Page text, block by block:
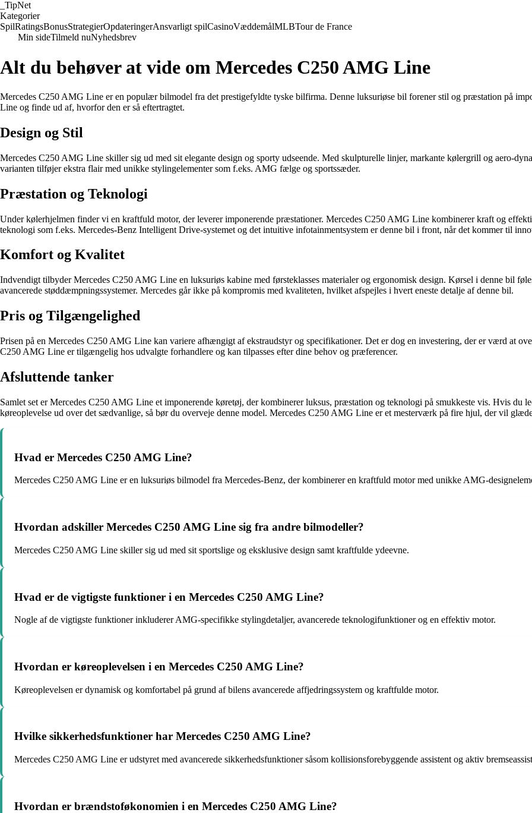
TipNet
Kategorier
SpilRatingsBonusStrategierOpdateringerAnsvarligt spilCasinoVæddemålMLBTour de France
Min sideTilmeld nuNyhedsbrev
Alt du behøver at vide om Mercedes C250 AMG Line
Mercedes C250 AMG Line er en populær bilmodel fra det prestigefyldte tyske bilfirma. Denne luksuriøse bil forener stil og præstation på
Line og finde ud af, hvorfor den er så eftertragtet.
Design og Stil
Mercedes C250 AMG Line skiller sig ud med sit elegante design og sporty udseende. Med skulpturelle linjer, markante kølergrill og aero-
varianten tilføjer ekstra flair med unikke stylingelementer som f.eks. AMG fælge og sportssæder.
Præstation og Teknologi
Under kølerhjelmen finder vi en kraftfuld motor, der leverer imponerende præstationer. Mercedes C250 AMG Line kombinerer kraft og
teknologi som f.eks. Mercedes-Benz Intelligent Drive-systemet og det intuitive infotainmentsystem er denne bil i front, når det kommer til
Komfort og Kvalitet
Indvendigt tilbyder Mercedes C250 AMG Line en luksuriøs kabine med førsteklasses materialer og ergonomisk design. Kørsel i denne bil
avancerede støddæmpningssystemer. Mercedes går ikke på kompromis med kvaliteten, hvilket afspejles i hvert eneste detalje af denne bil.
Pris og Tilgængelighed
Prisen på en Mercedes C250 AMG Line kan variere afhængigt af ekstraudstyr og specifikationer. Det er dog en investering, der er værd at
C250 AMG Line er tilgængelig hos udvalgte forhandlere og kan tilpasses efter dine behov og præferencer.
Afsluttende tanker
Samlet set er Mercedes C250 AMG Line et imponerende køretøj, der kombinerer luksus, præstation og teknologi på smukkeste vis. Hvis du
køreoplevelse ud over det sædvanlige, så bør du overveje denne model. Mercedes C250 AMG Line er et mesterværk på fire hjul, der vil
Hvad er Mercedes C250 AMG Line?
Mercedes C250 AMG Line er en luksuriøs bilmodel fra Mercedes-Benz, der kombinerer en kraftfuld motor med unikke AMG-
Hvordan adskiller Mercedes C250 AMG Line sig fra andre bilmodeller?
Mercedes C250 AMG Line skiller sig ud med sit sportslige og eksklusive design samt kraftfulde ydeevne.
Hvad er de vigtigste funktioner i en Mercedes C250 AMG Line?
Nogle af de vigtigste funktioner inkluderer AMG-specifikke stylingdetaljer, avancerede teknologifunktioner og en effektiv motor.
Hvordan er køreoplevelsen i en Mercedes C250 AMG Line?
Køreoplevelsen er dynamisk og komfortabel på grund af bilens avancerede affjedringssystem og kraftfulde motor.
Hvilke sikkerhedsfunktioner har Mercedes C250 AMG Line?
Mercedes C250 AMG Line er udstyret med avancerede sikkerhedsfunktioner såsom kollisionsforebyggende assistent og aktiv
Hvordan er brændstoføkonomien i en Mercedes C250 AMG Line?